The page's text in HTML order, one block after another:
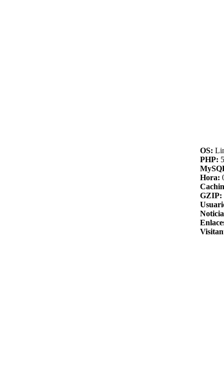
OS:
PHP:
Hora:
GZIP: